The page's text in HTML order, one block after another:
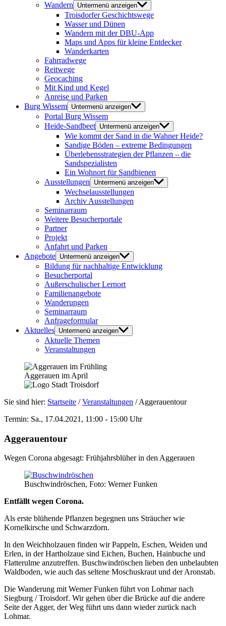
Wandern
Untermenü anzeigen
Troisdorfer Geschichtswege
Wasser und Dünen
Wandern mit der DBU-App
Maps und Apps für kleine Entdecker
Wanderkarten
Fahrradwege
Reitwege
Geocaching
Mit Kind und Kegel
Anreise und Parken
Burg Wissem Untermenü anzeigen
Portal Burg Wissem
Heide-Sandbeet Untermenü anzeigen
Wie kommt der Sand in die Wahner Heide?
Sandige Böden – extreme Bedingungen
Überlebensstrategien der Pflanzen – die
Sandspezialisten
Ein Wohnort für Sandbienen
Ausstellungen
Untermenü anzeigen
Wechselausstellungen
Archiv Ausstellungen
Seminarraum
Weitere Besucherportale
Partner
Projekt
Anfahrt und Parken
Angebote Untermenü anzeigen
Bildung für nachhaltige Entwicklung
Besucherportal
Außerschulischer Lernort
Familienangebote
Wanderungen
Seminarraum
Anfrageformular
Aktuelles Untermenü anzeigen
Aktuelle Themen
Veranstaltungen
Aggerauen im April
Sie sind hier: Startseite /Veranstaltungen /Aggerauentour
Termin: Sa., 17.04.2021, 11:00 - 15:00 Uhr
Aggerauentour
Wegen Corona abgesagt: Frühjahrsblüher in den Aggerauen
Buschwindröschen, Foto: Werner Funken
Entfällt wegen Corona.
Als erste blühende Pflanzen begegnen uns Sträucher wie
Kornelkirsche und Schwarzdorn.
In den Weichholzauen finden wir Pappeln, Eschen, Weiden und
Erlen, in der Hartholzaue sind Eichen, Buchen, Hainbuche und
Flatterulme anzutreffen. Buschwindröschen lieben den unbelaubten
Waldboden, wie auch das seltene Moschuskraut und der Aronstab.
Die Wanderung mit Werner Funken führt von Lohmar nach
Siegburg / Troisdorf. Wir gehen über die Brücke auf die andere
Seite der Agger, der Weg führt uns dann wieder zurück nach
Lohmar.